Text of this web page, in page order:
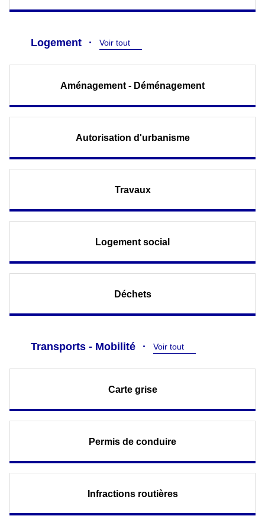
Logement Voir tout
Aménagement - Déménagement
Autorisation d'urbanisme
Travaux
Logement social
Déchets
Transports - Mobilité Voir tout
Carte grise
Permis de conduire
Infractions routières